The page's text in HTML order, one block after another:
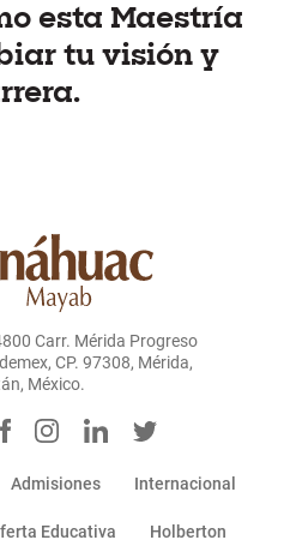
proyectos
educativa, y ha
en procesos de
esta Maestría
tu visión y
Carr. Mérida Progreso
CP. 97308, Mérida,
México.
Admisiones Internacional
Educativa Holberton